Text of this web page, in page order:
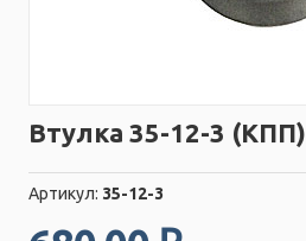
Втулка 35-12-3 (КПП)
Артикул: 35-12-3